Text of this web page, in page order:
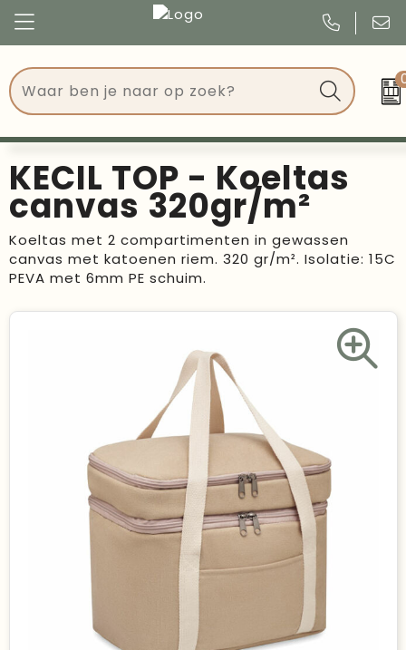
Tassen
Drinkwaren
Events
Give Aways
Geschenken
Kantoorartikelen
Duurzame keuzes
Made in Europe
Recycled
Bestsellers
Congres
Events
Kerst
Verjaardagen
Voetbal, EK en WK
KECIL TOP - Koeltas
canvas 320gr/m²
Koeltas met 2 compartimenten in gewassen
canvas met katoenen riem. 320 gr/m². Isolatie: 15C
PEVA met 6mm PE schuim.